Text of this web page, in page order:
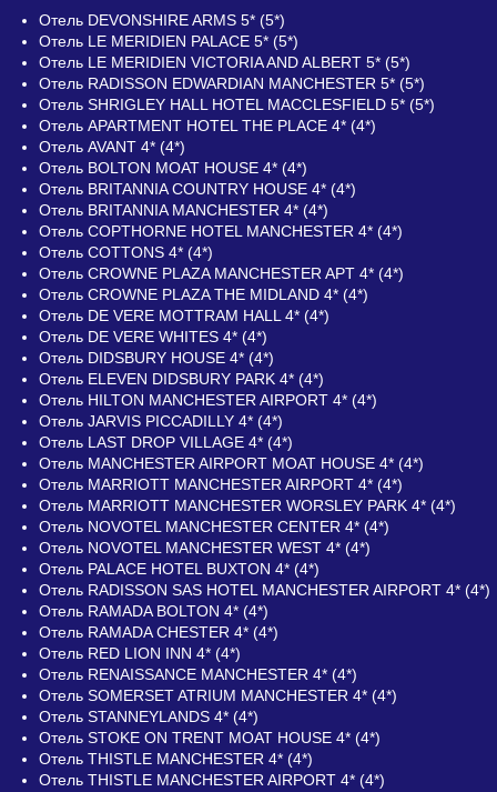
Отель DEVONSHIRE ARMS 5* (5*)
Отель LE MERIDIEN PALACE 5* (5*)
Отель LE MERIDIEN VICTORIA AND ALBERT 5* (5*)
Отель RADISSON EDWARDIAN MANCHESTER 5* (5*)
Отель SHRIGLEY HALL HOTEL MACCLESFIELD 5* (5*)
Отель APARTMENT HOTEL THE PLACE 4* (4*)
Отель AVANT 4* (4*)
Отель BOLTON MOAT HOUSE 4* (4*)
Отель BRITANNIA COUNTRY HOUSE 4* (4*)
Отель BRITANNIA MANCHESTER 4* (4*)
Отель COPTHORNE HOTEL MANCHESTER 4* (4*)
Отель COTTONS 4* (4*)
Отель CROWNE PLAZA MANCHESTER APT 4* (4*)
Отель CROWNE PLAZA THE MIDLAND 4* (4*)
Отель DE VERE MOTTRAM HALL 4* (4*)
Отель DE VERE WHITES 4* (4*)
Отель DIDSBURY HOUSE 4* (4*)
Отель ELEVEN DIDSBURY PARK 4* (4*)
Отель HILTON MANCHESTER AIRPORT 4* (4*)
Отель JARVIS PICCADILLY 4* (4*)
Отель LAST DROP VILLAGE 4* (4*)
Отель MANCHESTER AIRPORT MOAT HOUSE 4* (4*)
Отель MARRIOTT MANCHESTER AIRPORT 4* (4*)
Отель MARRIOTT MANCHESTER WORSLEY PARK 4* (4*)
Отель NOVOTEL MANCHESTER CENTER 4* (4*)
Отель NOVOTEL MANCHESTER WEST 4* (4*)
Отель PALACE HOTEL BUXTON 4* (4*)
Отель RADISSON SAS HOTEL MANCHESTER AIRPORT 4* (4*)
Отель RAMADA BOLTON 4* (4*)
Отель RAMADA CHESTER 4* (4*)
Отель RED LION INN 4* (4*)
Отель RENAISSANCE MANCHESTER 4* (4*)
Отель SOMERSET ATRIUM MANCHESTER 4* (4*)
Отель STANNEYLANDS 4* (4*)
Отель STOKE ON TRENT MOAT HOUSE 4* (4*)
Отель THISTLE MANCHESTER 4* (4*)
Отель THISTLE MANCHESTER AIRPORT 4* (4*)